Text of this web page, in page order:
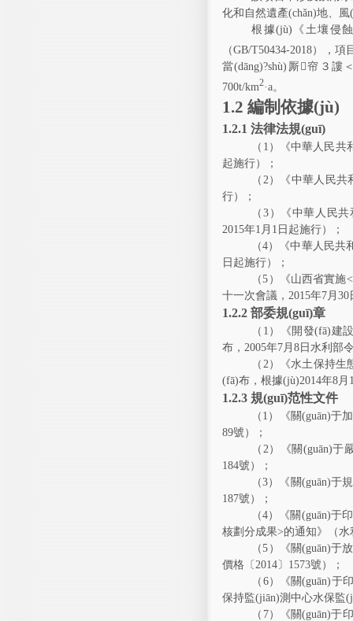
化和自然遺產(chǎn)地、
根據(jù)《土壤侵
（GB/T50434-2018），
當(dāng)?shù)厮帘３謱＜
700t/km2·a。
1.2 編制依據(jù)
1.2.1 法律法規(guī)
（ 1 ）《中華人民共
起施行）；
（ 2 ）《中華人民共
行）；
（ 3）《中華人民共
201 5年1 月 1 日起施行）；
（4）《中華人民共
日起施行）；
（5 ）《山西省實施<
十一次會議， 2015年7 月 30
1.2.2 部委規(guī)章
（ 1 ）《開發(fā)建
布， 2005年7 月 8 日水利部
（ 2 ）《水土保持生
(fā)布 ， 根據(jù)2014年8 月
1.2.3 規(guī)范性文件
（ 1 ）《關(guān)于
89號）；
（ 2 ）《關(guān)于
184號）；
（3）《關(guān)于
187號）；
（4）《關(guān)于
核劃分成果>的通知》（水
（5 ）《關(guān)于
價格〔 2014 〕 1573號）；
（ 6）《關(guān)于
保持監(jiān)測中心水保監
（ 7）《關(guān)于